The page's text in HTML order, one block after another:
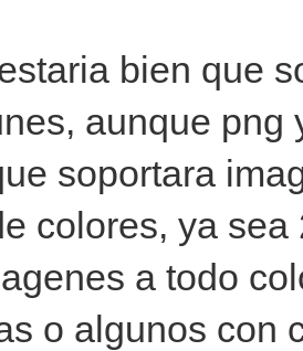
bien que
aunque
soportara
colores, ya sea
a todo
o algunos con